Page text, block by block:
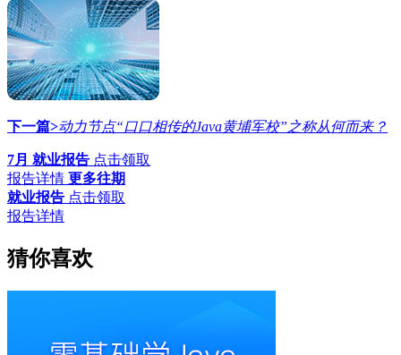
下一篇>​动力节点“口口相传的Java黄埔军校”之称从何而来？
7月 就业报告 点击领取
报告详情 更多往期
就业报告 点击领取
报告详情
猜你喜欢